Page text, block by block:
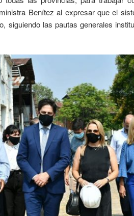
Benítez al expresar que el
siguiendo las pautas generales